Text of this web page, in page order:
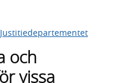
Justitiedepartementet
och
vissa